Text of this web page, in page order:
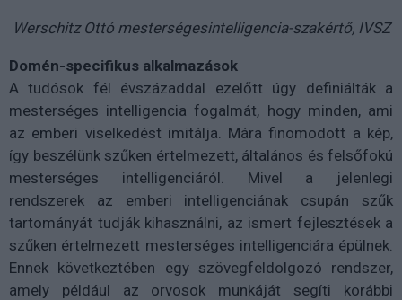
Werschitz Ottó mesterségesintelligencia-szakértő, IVSZ
Domén-specifikus alkalmazások
A tudósok fél évszázaddal ezelőtt úgy definiálták a
mesterséges intelligencia fogalmát, hogy minden, ami
az emberi viselkedést imitálja. Mára finomodott a kép,
így beszélünk szűken értelmezett, általános és felsőfokú
mesterséges intelligenciáról. Mivel a jelenlegi
rendszerek az emberi intelligenciának csupán szűk
tartományát tudják kihasználni, az ismert fejlesztések a
szűken értelmezett mesterséges intelligenciára épülnek.
Ennek következtében egy szövegfeldolgozó rendszer,
amely például az orvosok munkáját segíti korábbi